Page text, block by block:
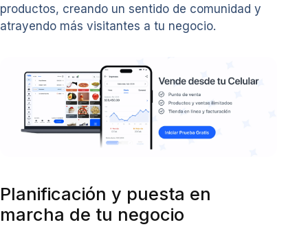
productos, creando un sentido de comunidad y
atrayendo más visitantes a tu negocio.
Planificación y puesta en
marcha de tu negocio